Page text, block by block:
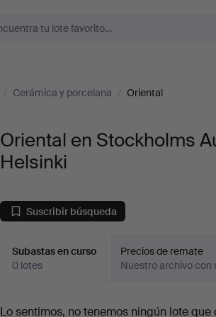
/ Cerámica y porcelana / Oriental
Oriental en Stockholms
Helsinki
Suscribir búsqueda
Subastas en curso
0 lotes
Precios de remate
Nuestro archivo con
Subastas
Lo sentimos, no tenemos ningún lote que